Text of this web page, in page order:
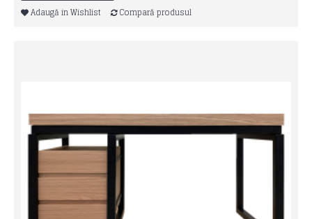
Adaugă in Wishlist Compară produsul